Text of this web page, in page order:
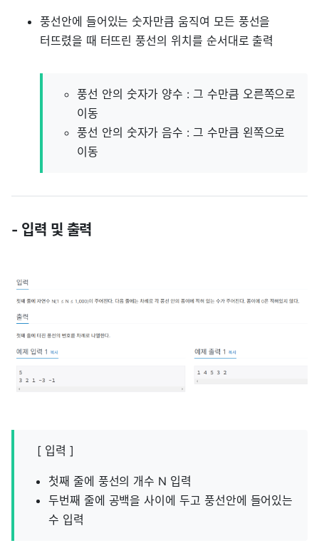
풍선안에 들어있는 숫자만큼 움직여 모든 풍선을
터뜨렸을 때 터뜨린 풍선의 위치를 순서대로 출력
풍선 안의 숫자가 양수 : 그 수만큼 오른쪽으로
이동
풍선 안의 숫자가 음수 : 그 수만큼 왼쪽으로
이동
- 입력 및 출력
[ 입력 ]
첫째 줄에 풍선의 개수 N 입력
두번째 줄에 공백을 사이에 두고 풍선안에 들어있는
수 입력